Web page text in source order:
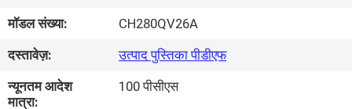
कारखाने
का
मॉडल संख्या:
CH280QV26A
दस्तावेज़:
उत्पाद पुस्तिका पीडीएफ
न्यूनतम आदेश
मात्रा:
100 पीसीएस